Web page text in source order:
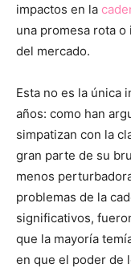
impactos en la
una promesa rota
del mercado.
Esta no es la única
años: como han
simpatizan con la
gran parte de su
menos
problemas de la
significativos,
que la mayoría
en que el poder de